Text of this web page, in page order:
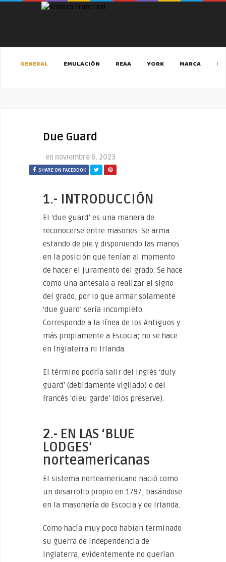
GENERAL EMULACIÓN REAA YORK MARCA
Due Guard
en noviembre 6, 2023
SHARE ON FACEBOOK
1.- INTRODUCCIÓN
El ‘due guard’ es una manera de
reconocerse entre masones. Se arma
estando de pie y disponiendo las manos
en la posición que tenían al momento
de hacer el juramento del grado. Se hace
como una antesala a realizar el signo
del grado, por lo que armar solamente
‘due guard’ sería incompleto.
Corresponde a la línea de los Antiguos y
más propiamente a Escocia; no se hace
en Inglaterra ni Irlanda.
El término podría salir del inglés ‘duly
guard’ (debidamente vigilado) o del
francés ‘dieu garde’ (dios preserve).
2.- EN LAS ‘BLUE
LODGES’
norteamericanas
El sistema norteamericano nació como
un desarrollo propio en 1797, basándose
en la masonería de Escocia y de Irlanda.
Como hacía muy poco habían terminado
su guerra de independencia de
Inglaterra, evidentemente no querían